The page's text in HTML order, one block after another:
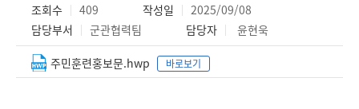
조회수 409 작성일
2025/09/08
담당부서
군관협력팀 담당자 윤현욱
주민훈련홍보문.hwp 바로보기